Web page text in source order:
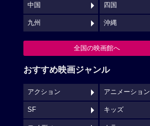
中国 四国
九州 沖縄
全国の映画館へ
おすすめ映画ジャンル
アクション アニメーション
SF キッズ